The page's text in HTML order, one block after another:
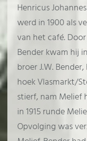
Henricus
werd in 1900 als
van het café.
Bender kwam hij
broer J.W.
hoek Vlasmarkt/
stierf, nam Melief
in 1915 runde
Opvolging was